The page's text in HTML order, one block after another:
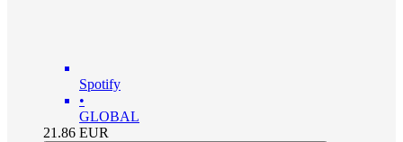
Spotify
•
GLOBAL
21.86 EUR